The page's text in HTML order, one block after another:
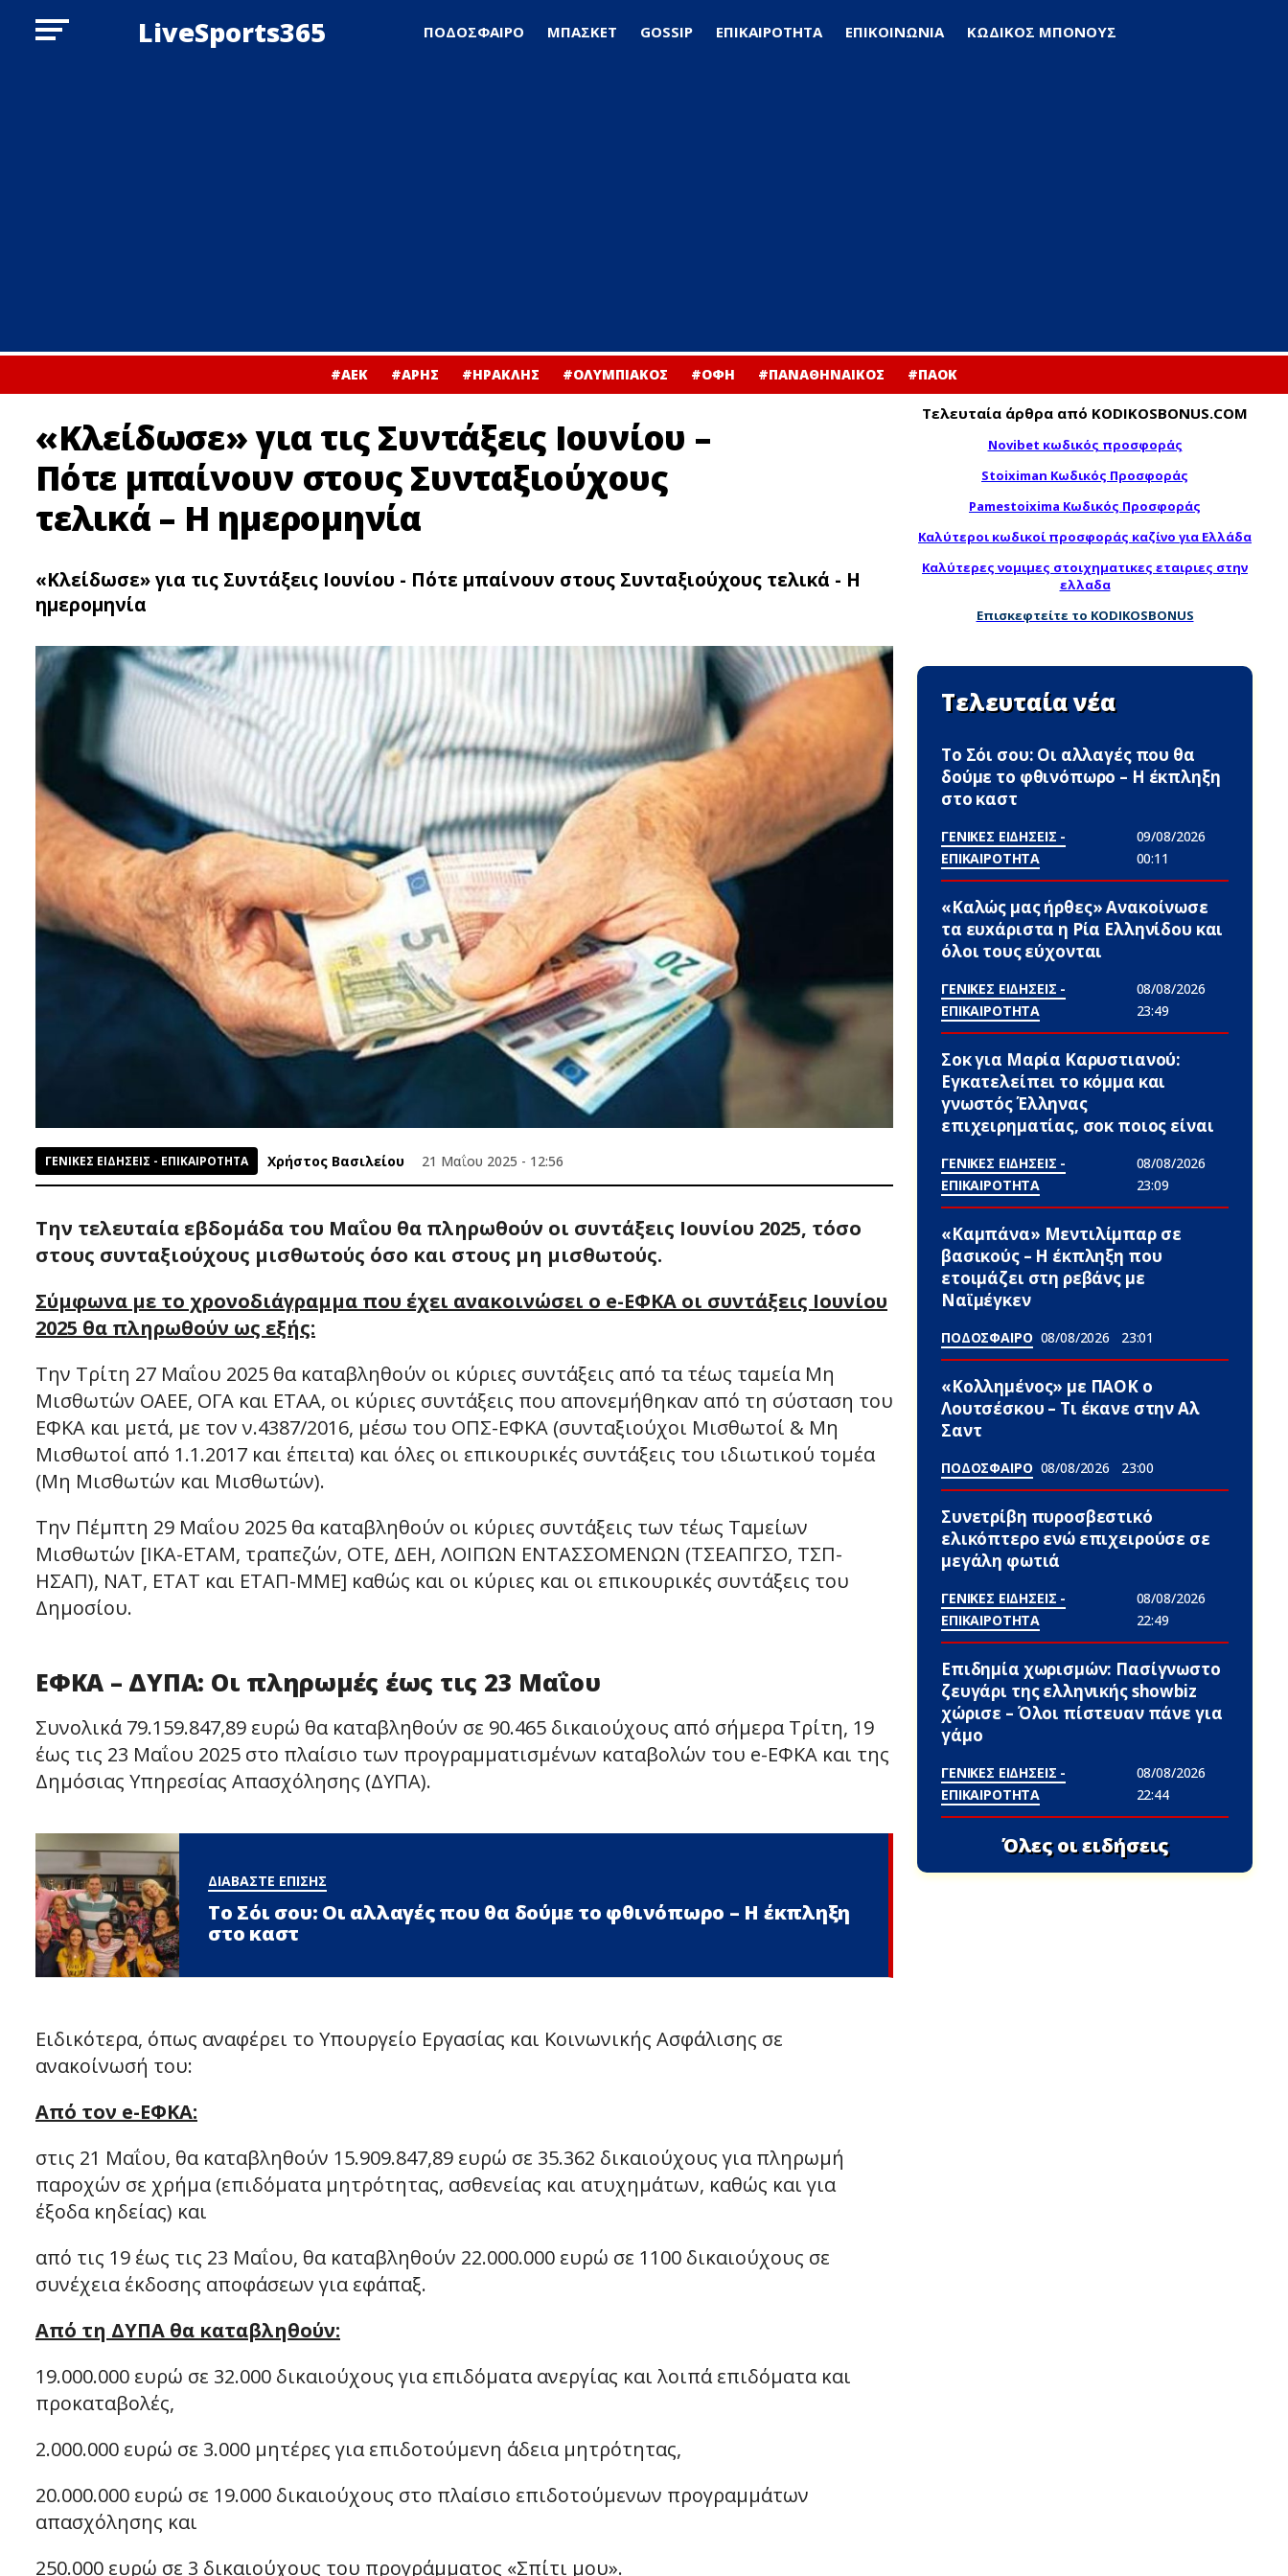
LiveSports365 ΠΟΔΟΣΦΑΙΡΟ ΜΠΑΣΚΕΤ GOSSIP ΕΠΙΚΑΙΡΟΤΗΤΑ ΕΠΙΚΟΙΝΩΝΙΑ ΚΩΔΙΚΟΣ ΜΠΟΝΟΥΣ
#ΑΕΚ #ΑΡΗΣ #ΗΡΑΚΛΗΣ #ΟΛΥΜΠΙΑΚΟΣ #ΟΦΗ #ΠΑΝΑΘΗΝΑΙΚΟΣ #ΠΑΟΚ
«Κλείδωσε» για τις Συντάξεις Ιουνίου –
Πότε μπαίνουν στους Συνταξιούχους
τελικά – Η ημερομηνία
«Κλείδωσε» για τις Συντάξεις Ιουνίου - Πότε μπαίνουν στους Συνταξιούχους τελικά - Η
ημερομηνία
ΓΕΝΙΚΕΣ ΕΙΔΗΣΕΙΣ - ΕΠΙΚΑΙΡΟΤΗΤΑ Χρήστος Βασιλείου 21 Μαΐου 2025 - 12:56
Την τελευταία εβδομάδα του Μαΐου θα πληρωθούν οι συντάξεις Ιουνίου 2025, τόσο
στους συνταξιούχους μισθωτούς όσο και στους μη μισθωτούς.
Σύμφωνα με το χρονοδιάγραμμα που έχει ανακοινώσει ο e-ΕΦΚΑ οι συντάξεις Ιουνίου
2025 θα πληρωθούν ως εξής:
Την Τρίτη 27 Μαΐου 2025 θα καταβληθούν οι κύριες συντάξεις από τα τέως ταμεία Μη
Μισθωτών ΟΑΕΕ, ΟΓΑ και ΕΤΑΑ, οι κύριες συντάξεις που απονεμήθηκαν από τη σύσταση του
ΕΦΚΑ και μετά, με τον ν.4387/2016, μέσω του ΟΠΣ-ΕΦΚΑ (συνταξιούχοι Μισθωτοί & Μη
Μισθωτοί από 1.1.2017 και έπειτα) και όλες οι επικουρικές συντάξεις του ιδιωτικού τομέα
(Μη Μισθωτών και Μισθωτών).
Την Πέμπτη 29 Μαΐου 2025 θα καταβληθούν οι κύριες συντάξεις των τέως Ταμείων
Μισθωτών [ΙΚΑ-ΕΤΑΜ, τραπεζών, ΟΤΕ, ΔΕΗ, ΛΟΙΠΩΝ ΕΝΤΑΣΣΟΜΕΝΩΝ (ΤΣΕΑΠΓΣΟ, ΤΣΠ-
ΗΣΑΠ), ΝΑΤ, ΕΤΑΤ και ΕΤΑΠ-ΜΜΕ] καθώς και οι κύριες και οι επικουρικές συντάξεις του
Δημοσίου.
ΕΦΚΑ – ΔΥΠΑ: Οι πληρωμές έως τις 23 Μαΐου
Συνολικά 79.159.847,89 ευρώ θα καταβληθούν σε 90.465 δικαιούχους από σήμερα Τρίτη, 19
έως τις 23 Μαΐου 2025 στο πλαίσιο των προγραμματισμένων καταβολών του e-ΕΦΚΑ και της
Δημόσιας Υπηρεσίας Απασχόλησης (ΔΥΠΑ).
ΔΙΑΒΑΣΤΕ ΕΠΙΣΗΣ
Το Σόι σου: Οι αλλαγές που θα δούμε το φθινόπωρο – Η έκπληξη
στο καστ
Ειδικότερα, όπως αναφέρει το Υπουργείο Εργασίας και Κοινωνικής Ασφάλισης σε
ανακοίνωσή του:
Από τον e-ΕΦΚΑ:
στις 21 Μαΐου, θα καταβληθούν 15.909.847,89 ευρώ σε 35.362 δικαιούχους για πληρωμή
παροχών σε χρήμα (επιδόματα μητρότητας, ασθενείας και ατυχημάτων, καθώς και για
έξοδα κηδείας) και
από τις 19 έως τις 23 Μαΐου, θα καταβληθούν 22.000.000 ευρώ σε 1100 δικαιούχους σε
συνέχεια έκδοσης αποφάσεων για εφάπαξ.
Από τη ΔΥΠΑ θα καταβληθούν:
19.000.000 ευρώ σε 32.000 δικαιούχους για επιδόματα ανεργίας και λοιπά επιδόματα και
προκαταβολές,
2.000.000 ευρώ σε 3.000 μητέρες για επιδοτούμενη άδεια μητρότητας,
20.000.000 ευρώ σε 19.000 δικαιούχους στο πλαίσιο επιδοτούμενων προγραμμάτων
απασχόλησης και
250.000 ευρώ σε 3 δικαιούχους του προγράμματος «Σπίτι μου».
Τελευταία άρθρα από KODIKOSBONUS.COM
Novibet κωδικός προσφοράς
Stoiximan Κωδικός Προσφοράς
Pamestoixima Κωδικός Προσφοράς
Καλύτεροι κωδικοί προσφοράς καζίνο για Ελλάδα
Καλύτερες νομιμες στοιχηματικες εταιριες στην
ελλαδα
Επισκεφτείτε το KODIKOSBONUS
Τελευταία νέα
Το Σόι σου: Οι αλλαγές που θα
δούμε το φθινόπωρο – Η έκπληξη
στο καστ
ΓΕΝΙΚΕΣ ΕΙΔΗΣΕΙΣ -
ΕΠΙΚΑΙΡΟΤΗΤΑ
09/08/2026
00:11
«Καλώς μας ήρθες» Ανακοίνωσε
τα ευxάριστα η Ρία Ελληνίδου και
όλοι τους εύχονται
ΓΕΝΙΚΕΣ ΕΙΔΗΣΕΙΣ -
ΕΠΙΚΑΙΡΟΤΗΤΑ
08/08/2026
23:49
Σoκ για Μαρία Καρυστιανού:
Εγκατελείπει το κόμμα και
γνωστός Έλληνας
επιχειρηματίας, σoκ ποιος είναι
ΓΕΝΙΚΕΣ ΕΙΔΗΣΕΙΣ -
ΕΠΙΚΑΙΡΟΤΗΤΑ
08/08/2026
23:09
«Καμπάνα» Μεντιλίμπαρ σε
βασικούς – Η έκπληξη που
ετοιμάζει στη ρεβάνς με
Ναϊμέγκεν
ΠΟΔΟΣΦΑΙΡΟ 08/08/2026 23:01
«Κολλημένος» με ΠΑΟΚ ο
Λουτσέσκου – Τι έκανε στην Αλ
Σαντ
ΠΟΔΟΣΦΑΙΡΟ 08/08/2026 23:00
Συνετρίβη πυροσβεστικό
ελικόπτερο ενώ επιχειρούσε σε
μεγάλη φωτιά
ΓΕΝΙΚΕΣ ΕΙΔΗΣΕΙΣ -
ΕΠΙΚΑΙΡΟΤΗΤΑ
08/08/2026
22:49
Επιδημία χωρισμών: Πασίγνωστο
ζευγάρι της ελληνικής showbiz
χώρισε – Όλοι πίστευαν πάνε για
γάμο
ΓΕΝΙΚΕΣ ΕΙΔΗΣΕΙΣ -
ΕΠΙΚΑΙΡΟΤΗΤΑ
08/08/2026
22:44
Όλες οι ειδήσεις